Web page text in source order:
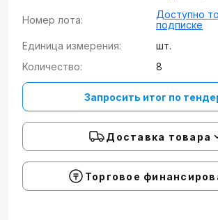
Номер лота:
Доступно
подписке
Единица измерения:
шт.
Количество:
8
Запросить итог по
Доставка товара
Торговое